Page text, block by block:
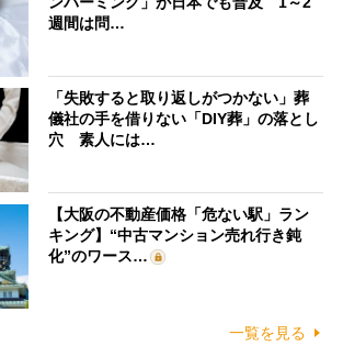
週間は問…
「失敗すると取り返しがつかない」葬
儀社の手を借りない「DIY葬」の落とし
穴 素人には…
【大阪の不動産価格「危ない駅」ラン
キング】“中古マンション売れ行き鈍
化”のワース…
一覧を見る